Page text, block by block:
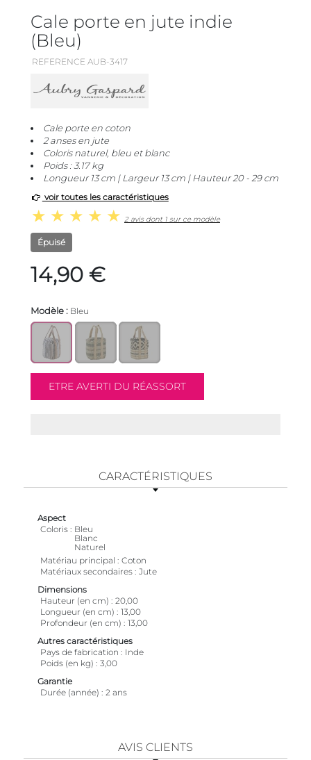
Cale porte en jute indie
(Bleu)
REFERENCE AUB-3417
Cale porte en coton
2 anses en jute
Coloris naturel, bleu et blanc
Poids : 3.17 kg
Longueur 13 cm | Largeur 13 cm | Hauteur 20 - 29 cm
voir toutes les caractéristiques
2 avis dont 1 sur ce modèle
Épuisé
14,90 €
Modèle : Bleu
CARACTÉRISTIQUES
Aspect
Coloris
Bleu
Blanc
Naturel
Matériau principal
Coton
Matériaux secondaires Jute
Dimensions
Hauteur (en cm)
20,00
Longueur (en cm)
13,00
Profondeur (en cm)
13,00
Autres caractéristiques
Pays de fabrication
Inde
Poids (en kg)
3,00
Garantie
Durée (année)
2 ans
AVIS CLIENTS